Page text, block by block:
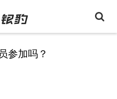
参加吗？